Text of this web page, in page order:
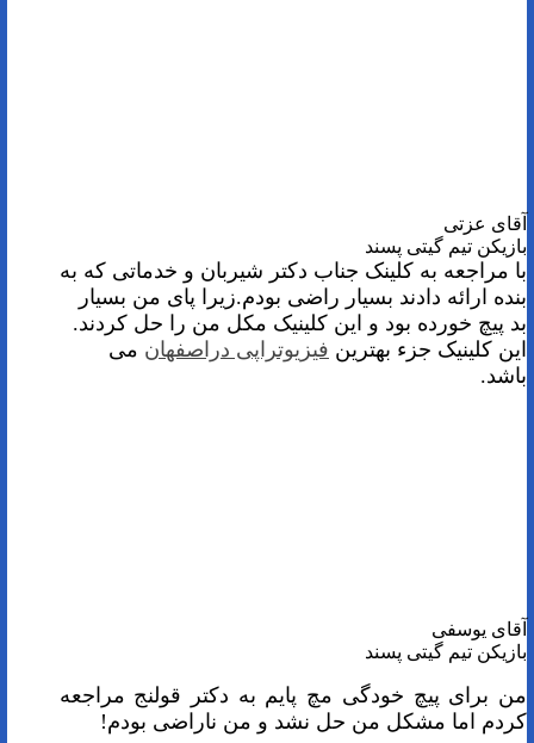
آقای عزتی
بازیکن تیم گیتی پسند
با مراجعه به کلینک جناب دکتر شیربان و خدماتی که به
بنده ارائه دادند بسیار راضی بودم.زیرا پای من بسیار
بد پیچ خورده بود و این کلینیک مکل من را حل کردند.
این کلینیک جزء بهترین فیزیوتراپی دراصفهان می
باشد.
آقای یوسفی
بازیکن تیم گیتی پسند
من برای پیچ خودگی مچ پایم به دکتر قولنج مراجعه
کردم اما مشکل من حل نشد و من ناراضی بودم!